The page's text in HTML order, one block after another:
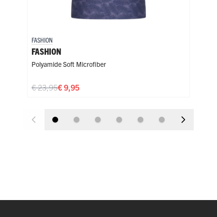
FASHION
FASHION
Polyamide Soft Microfiber
€ 9,95
€ 23,95